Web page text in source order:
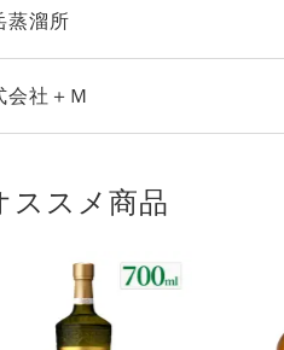
蒸溜所
会社＋Ｍ
ススメ商品